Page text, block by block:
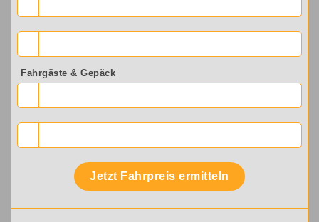
Fahrgäste & Gepäck
Jetzt Fahrpreis ermitteln